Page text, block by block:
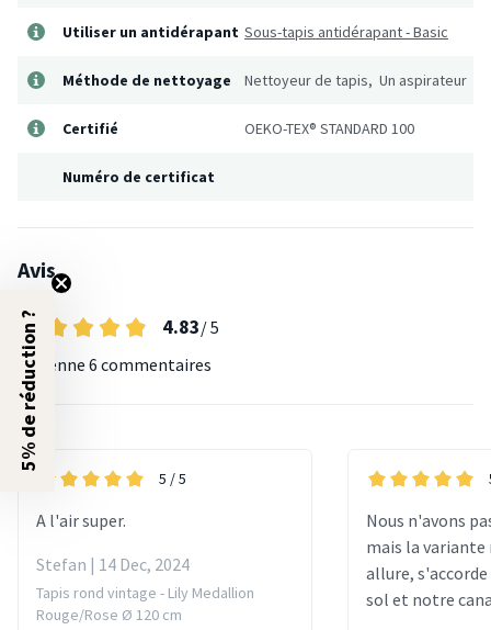
Utiliser un antidérapant Sous-tapis antidérapant - Basic
Méthode de nettoyage Nettoyeur de tapis, Un aspirateur
Certifié OEKO-TEX® STANDARD 100
Numéro de certificat
Avis
4.83/ 5
Moyenne 6 commentaires
5 / 5
A l'air super.
Stefan | 14 Dec, 2024
Tapis rond vintage - Lily Medallion
Rouge/Rose Ø 120 cm
Nous n'avons
mais la variante
allure,
sol et notre
5% de réduction ?